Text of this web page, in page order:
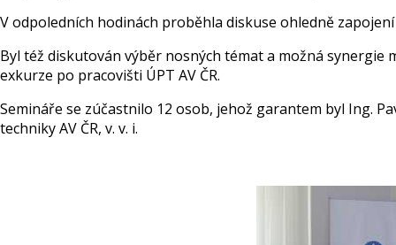
V odpoledních hodinách proběhla diskuse ohledně
Byl též diskutován výběr nosných témat a možná
exkurze po pracovišti ÚPT AV ČR.
Semináře se zúčastnilo 12 osob, jehož garantem byl Ing.
techniky AV ČR, v. v. i.